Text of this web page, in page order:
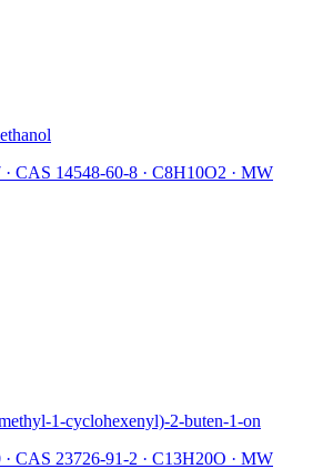
· CAS 14548-60-8 · C8H10O2 · MW
1-cyclohexenyl)-2-buten-1-on
· CAS 23726-91-2 · C13H20O · MW